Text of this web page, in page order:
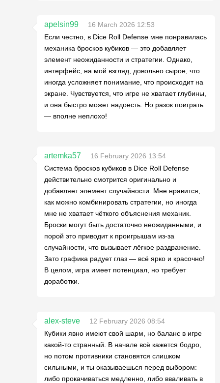
apelsin99
16 March 2026 12:53
Если честно, в Dice Roll Defense мне понравилась
механика бросков кубиков — это добавляет
элемент неожиданности и стратегии. Однако,
интерфейс, на мой взгляд, довольно сырое, что
иногда усложняет понимание, что происходит на
экране. Чувствуется, что игре не хватает глубины,
и она быстро может надоесть. Но разок поиграть
— вполне неплохо!
artemka57
16 February 2026 13:54
Система бросков кубиков в Dice Roll Defense
действительно смотрится оригинально и
добавляет элемент случайности. Мне нравится,
как можно комбинировать стратегии, но иногда
мне не хватает чёткого объяснения механик.
Броски могут быть достаточно неожиданными, и
порой это приводит к проигрышам из-за
случайности, что вызывает лёгкое раздражение.
Зато графика радует глаз — всё ярко и красочно!
В целом, игра имеет потенциал, но требует
доработки.
alex-steve
12 February 2026 08:54
Кубики явно имеют свой шарм, но баланс в игре
какой-то странный. В начале всё кажется бодро,
но потом противники становятся слишком
сильными, и ты оказываешься перед выбором:
либо прокачиваться медленно, либо вваливать в